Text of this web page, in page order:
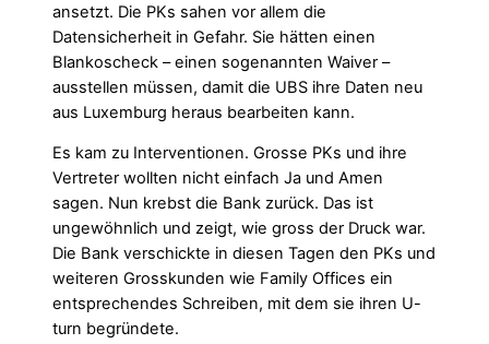
ansetzt. Die PKs sahen vor allem die
Datensicherheit in Gefahr. Sie hätten einen
Blankoscheck – einen sogenannten Waiver –
ausstellen müssen, damit die UBS ihre Daten neu
aus Luxemburg heraus bearbeiten kann.
Es kam zu Interventionen. Grosse PKs und ihre
Vertreter wollten nicht einfach Ja und Amen
sagen. Nun krebst die Bank zurück. Das ist
ungewöhnlich und zeigt, wie gross der Druck war.
Die Bank verschickte in diesen Tagen den PKs und
weiteren Grosskunden wie Family Offices ein
entsprechendes Schreiben, mit dem sie ihren U-
turn begründete.